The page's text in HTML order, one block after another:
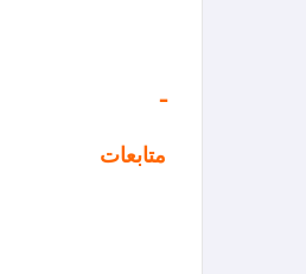
ـ
متابعات